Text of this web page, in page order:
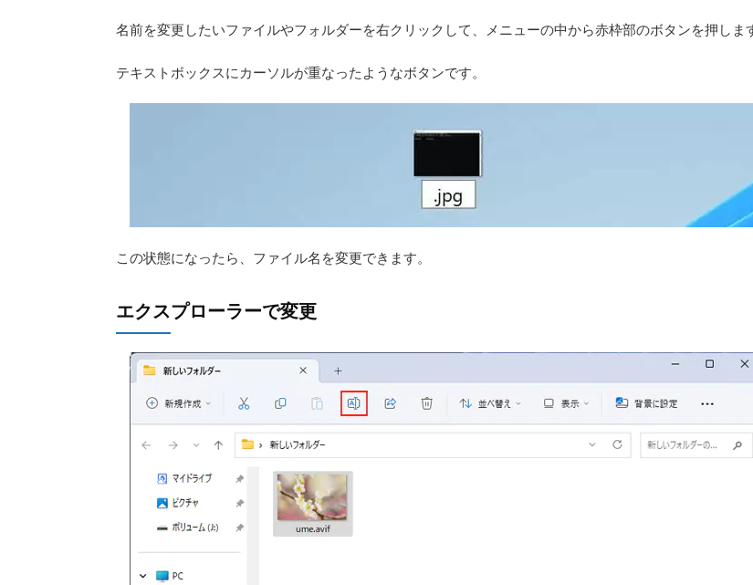
名前を変更したいファイルやフォルダーを右クリックして、メニューの中から赤枠部のボタンを押しま
テキストボックスにカーソルが重なったようなボタンです。
この状態になったら、ファイル名を変更できます。
エクスプローラーで変更